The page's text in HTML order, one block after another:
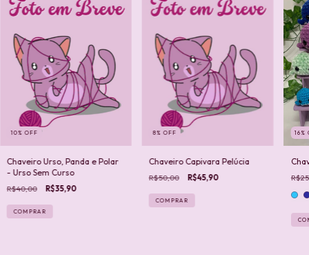
10%OFF
Chaveiro Urso, Panda e Polar
- Urso Sem Curso
R$40,00 R$35,90
COMPRAR
8%OFF
Chaveiro Capivara Pelúcia
R$50,00 R$45,90
16 %